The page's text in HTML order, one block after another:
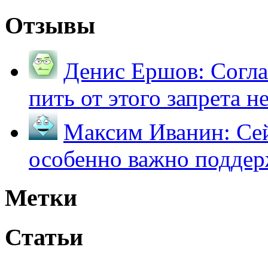
Отзывы
Денис Ершов:
пить от этого запрета
Максим Иванин:
особенно важно
Метки
Статьи